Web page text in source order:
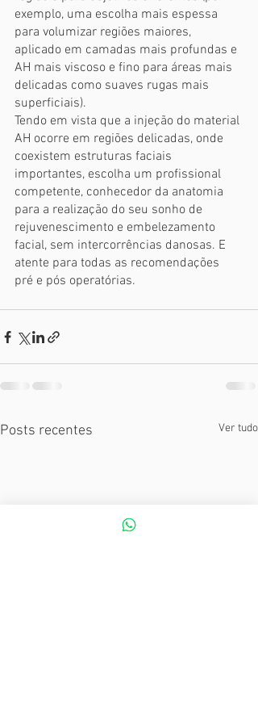
exemplo, uma escolha mais espessa
para volumizar regiões maiores,
aplicado em camadas mais profundas e
AH mais viscoso e fino para áreas mais
delicadas como suaves rugas mais
superficiais).
Tendo em vista que a injeção do material
AH ocorre em regiões delicadas, onde
coexistem estruturas faciais
importantes, escolha um profissional
competente, conhecedor da anatomia
para a realização do seu sonho de
rejuvenescimento e embelezamento
facial, sem intercorrências danosas. E
atente para todas as recomendações
pré e pós operatórias.
Posts recentes Ver tudo